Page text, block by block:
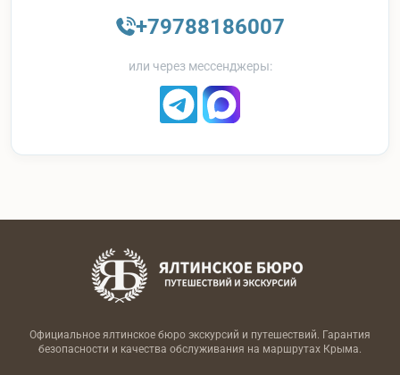
+79788186007
или через мессенджеры:
Официальное ялтинское бюро экскурсий и путешествий. Гарантия
безопасности и качества обслуживания на маршрутах Крыма.